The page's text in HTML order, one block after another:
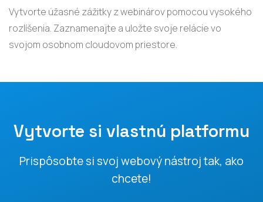
Vytvorte úžasné zážitky z webinárov pomocou vysokého
rozlíšenia. Zaznamenajte a uložte svoje relácie vo
svojom osobnom cloudovom priestore.
Vytvorte si vlastnú platformu
Prispôsobte si svoj webový nástroj tak, ako
chcete!